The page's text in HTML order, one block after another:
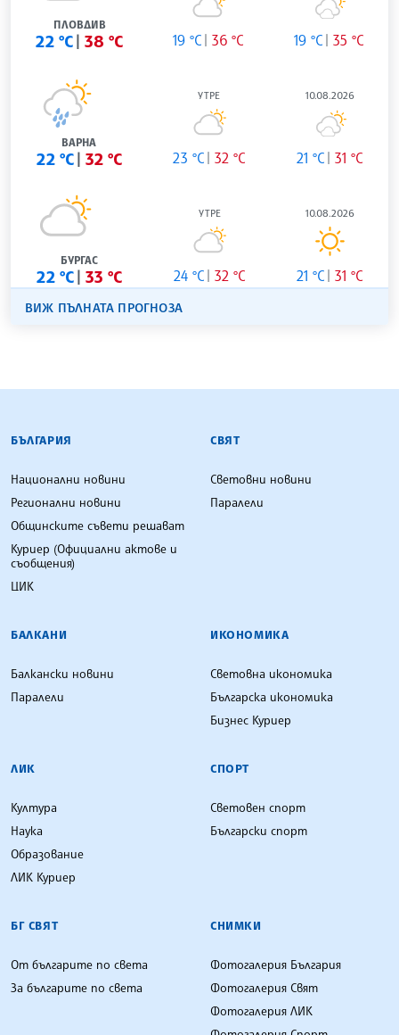
ПЛОВДИВ
22 °C 38 °C 19 °C 36 °C 19 °C 35 °C
ВАРНА
22 °C 32 °C
УТРЕ
23 °C 32 °C
10.08.2026
21 °C 31 °C
БУРГАС
22 °C 33 °C
УТРЕ
24 °C 32 °C
10.08.2026
21 °C 31 °C
ВИЖ ПЪЛНАТА ПРОГНОЗА
БЪЛГАРСКА ТЕЛЕГРАФНА АГЕНЦИЯ
БЪЛГАРИЯ
Национални новини
Регионални новини
Общинските съвети решават
Куриер (Официални актове и
съобщения)
ЦИК
СВЯТ
Световни новини
Паралели
БАЛКАНИ
Балкански новини
Паралели
ИКОНОМИКА
Световна икономика
Българска икономика
Бизнес Куриер
ЛИК
Култура
Наука
Образование
ЛИК Куриер
СПОРТ
Световен спорт
Български спорт
БГ СВЯТ
От българите по света
За българите по света
СНИМКИ
Фотогалерия България
Фотогалерия Свят
Фотогалерия ЛИК